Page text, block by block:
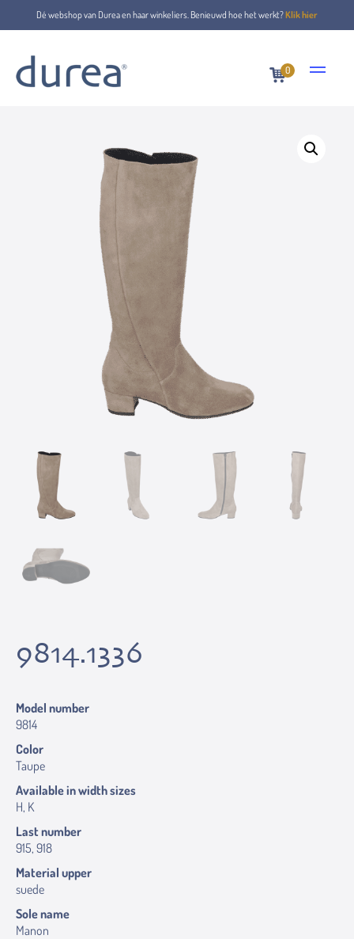
Dé webshop van Durea en haar winkeliers. Benieuwd hoe het werkt?Klik hier
0
Home Boots 9814.1336
9814.1336
Model number
9814
Color
Taupe
Available in width sizes
H, K
Last number
915, 918
Material upper
suede
Sole name
Manon